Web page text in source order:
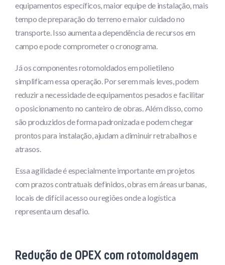
equipamentos específicos, maior equipe de instalação, mais
tempo de preparação do terreno e maior cuidado no
transporte. Isso aumenta a dependência de recursos em
campo e pode comprometer o cronograma.
Já os componentes rotomoldados em polietileno
simplificam essa operação. Por serem mais leves, podem
reduzir a necessidade de equipamentos pesados e facilitar
o posicionamento no canteiro de obras. Além disso, como
são produzidos de forma padronizada e podem chegar
prontos para instalação, ajudam a diminuir retrabalhos e
atrasos.
Essa agilidade é especialmente importante em projetos
com prazos contratuais definidos, obras em áreas urbanas,
locais de difícil acesso ou regiões onde a logística
representa um desafio.
Redução de OPEX com rotomoldagem